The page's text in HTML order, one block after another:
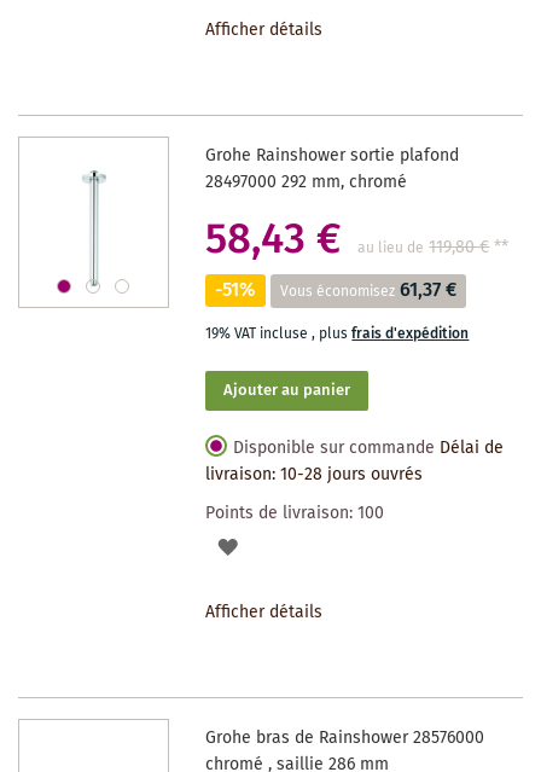
SOUHAITS
Afficher détails
Grohe Rainshower sortie plafond
28497000 292 mm, chromé
58,43 € au lieu de 119,80 €**
-51% Vous économisez 61,37 €
19% VAT incluse, plusfrais d'expédition
Ajouter au panier
Disponible sur commande Délai de
livraison: 10-28 jours ouvrés
Points de livraison:100
AJOUTER
SOUHAITS
Afficher détails
Grohe bras de Rainshower 28576000
chromé , saillie 286 mm